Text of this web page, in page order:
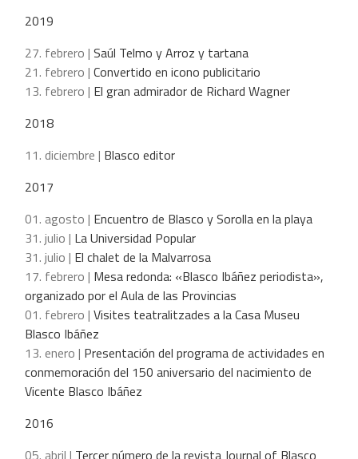
2019
27. febrero | Saúl Telmo y Arroz y tartana
21. febrero | Convertido en icono publicitario
13. febrero | El gran admirador de Richard Wagner
2018
11. diciembre | Blasco editor
2017
01. agosto | Encuentro de Blasco y Sorolla en la playa
31. julio | La Universidad Popular
31. julio | El chalet de la Malvarrosa
17. febrero | Mesa redonda: «Blasco Ibáñez periodista»,
organizado por el Aula de las Provincias
01. febrero | Visites teatralitzades a la Casa Museu
Blasco Ibáñez
13. enero | Presentación del programa de actividades en
conmemoración del 150 aniversario del nacimiento de
Vicente Blasco Ibáñez
2016
05. abril | Tercer número de la revista Journal of Blasco